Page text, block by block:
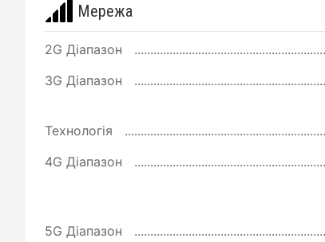
Мережа
2G Діапазон
3G Діапазон
Технологія
4G Діапазон
5G Діапазон